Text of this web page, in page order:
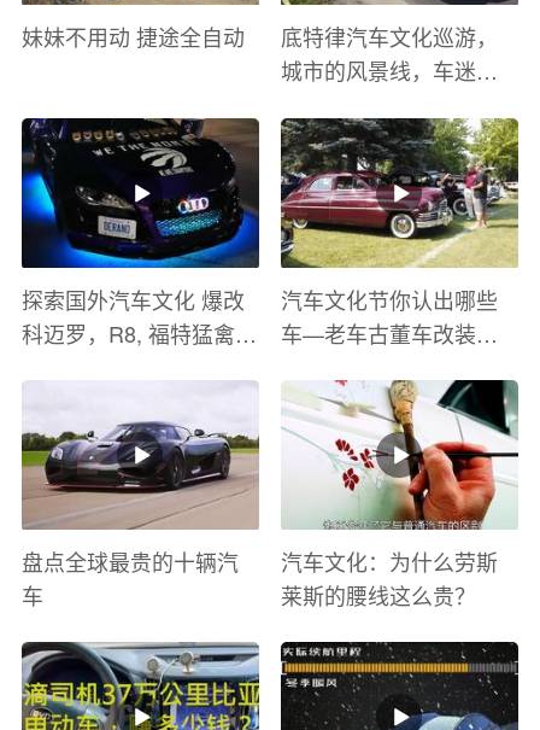
妹妹不用动 捷途全自动
底特律汽车文化巡游，
城市的风景线，车迷的
探索国外汽车文化 爆改
科迈罗，R8, 福特猛禽
汽车文化节你认出哪些
车—老车古董车改装车
盘点全球最贵的十辆汽
车
汽车文化：为什么劳斯
莱斯的腰线这么贵？